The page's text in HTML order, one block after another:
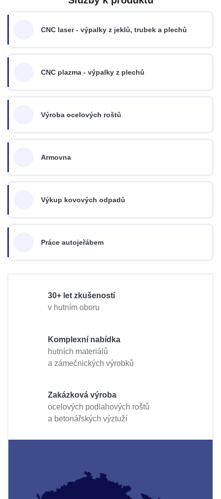
CNC laser - výpalky z jeklů, trubek a plechů
CNC plazma - výpalky z plechů
Výroba ocelových roštů
Armovna
Výkup kovových odpadů
Práce autojeřábem
30+ let zkušeností
v hutním oboru
Komplexní nabídka
hutních materiálů
a zámečnických výrobků
Zakázková výroba
ocelových podlahových roštů
a betonářských výztuží